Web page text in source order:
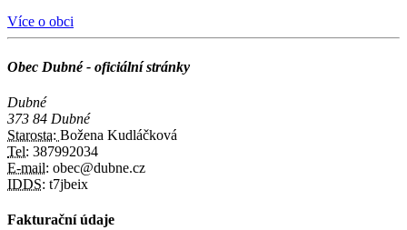
Více o obci
Obec Dubné - oficiální stránky
Dubné
373 84 Dubné
Starosta: Božena Kudláčková
Tel: 387992034
E-mail: obec@dubne.cz
IDDS: t7jbeix
Fakturační údaje